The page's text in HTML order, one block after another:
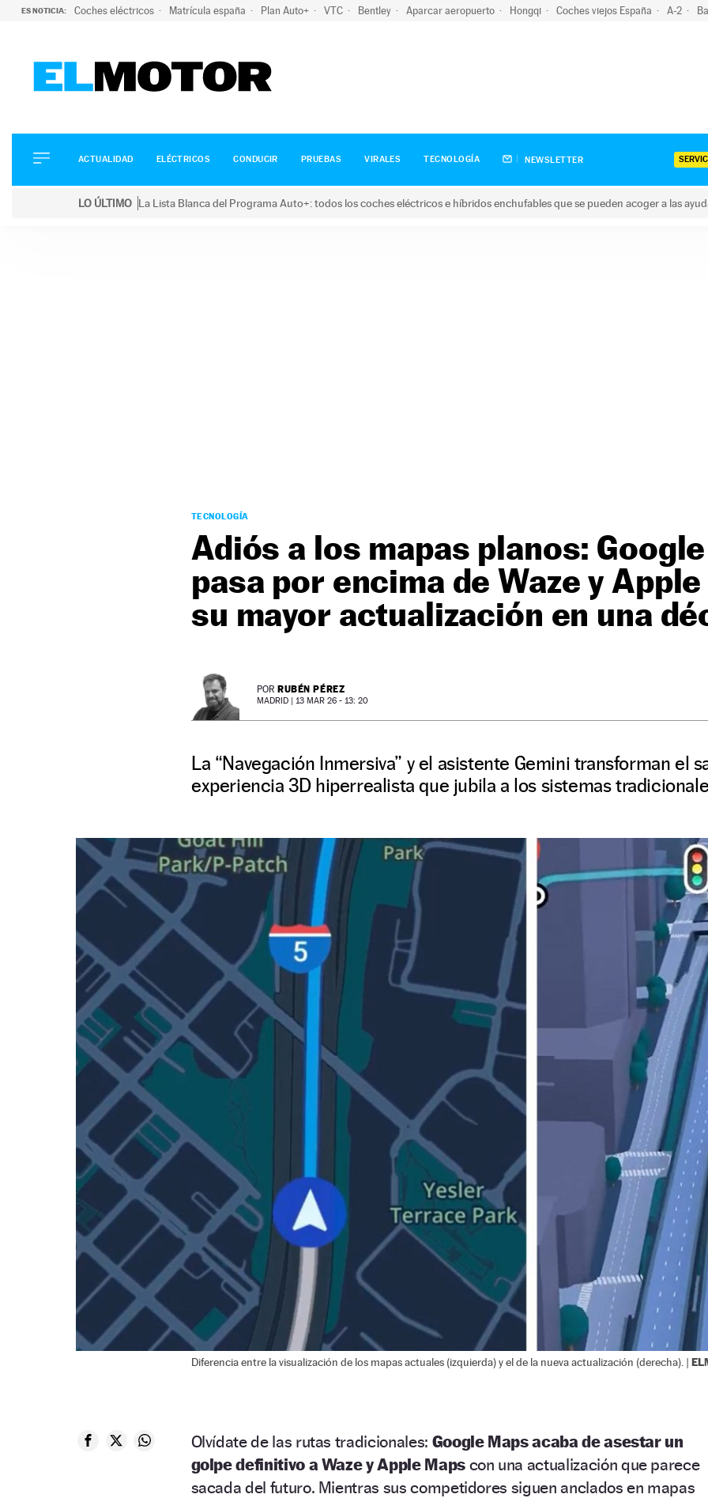
ES NOTICIA: Coches eléctricos Matrícula españa Plan Auto+ VTC Bentley Aparcar aeropuerto Hongqi Coches viejos España A-2
ELÉCTRICOS
CONDUCIR
ACTUALIDAD ELÉCTRICOS CONDUCIR PRUEBAS VIRALES TECNOLOGÍA NEWSLETTER
LO ÚLTIMO La Lista Blanca del Programa Auto+: todos los coches eléctricos e híbridos enchufables que se pueden acoger a las
TECNOLOGÍA
Adiós a los mapas planos:
pasa por encima de Waze y
su mayor actualización en una
POR RUBÉN PÉREZ
MADRID | 13 MAR 26 - 13: 20
La “Navegación Inmersiva” y el asistente Gemini transforman el
experiencia 3D hiperrealista que jubila a los sistemas
Diferencia entre la visualización de los mapas actuales (izquierda) y el de la nueva actualización (derecha). |
Olvídate de las rutas tradicionales: Google Maps acaba de asestar un
golpe definitivo a Waze y Apple Mapscon una actualización que parece
sacada del futuro. Mientras sus competidores siguen anclados en mapas